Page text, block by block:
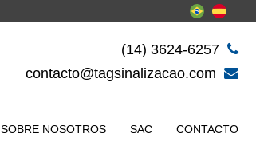
(14) 3624-6257
contacto@tagsinalizacao.com
SOBRE NOSOTROS SAC CONTACTO